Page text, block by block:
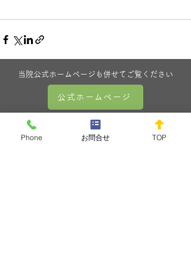
当院公式ホームページも併せてご覧ください
公式ホームページ
WEB予約はこちら
Phone お問合せ TOP